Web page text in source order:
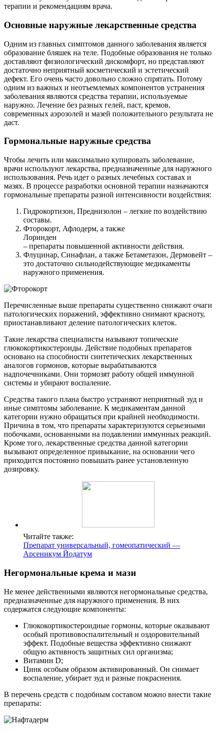
терапии и рекомендациям врача.
Основные наружные лекарственные средства
Одним из главных симптомов данного заболевания является
образование бляшек на теле. Подобные образования не только
доставляют физиологический дискомфорт, но представляют
достаточно неприятный косметический и эстетический
дефект. Его очень часто довольно сложно спрятать. Потому
одним из важных и неотъемлемых компонентов устранения
заболевания являются средства терапии, используемые
наружно. Лечение без разных гелей, паст, кремов,
современных аэрозолей и мазей положительного результата не
даст.
Гормональные наружные средства
Чтобы лечить или максимально купировать заболевание,
врачи используют лекарства, предназначенные для наружного
использования. Речь идет о разных лечебных составах и
мазях. В процессе разработки основной терапии назначаются
гормональные препараты разной интенсивности воздействия:
Гидрокортизон, Преднизолон – легкие по воздействию
составы.
Фторокорт, Афлодерм, а также
Лоринден
– препараты повышенной активности действия.
Флуцинар, Синафлан, а также Бетаметазон, Дермовейт –
это достаточно сильнодействующие медикаменты
наружного применения.
Перечисленные выше препараты существенно снижают очаги
патологических поражений, эффективно снимают красноту,
приостанавливают деление патологических клеток.
Такие лекарства специалисты называют топические
глюкокортикостероиды. Действие подобных препаратов
основано на способности синтетических лекарственных
аналогов гормонов, которые вырабатываются
надпочечниками. Они тормозят работу общей иммунной
системы и убирают воспаление.
Средства такого плана быстро устраняют неприятный зуд и
иные симптомы заболевание. К медикаментам данной
категории нужно обращаться при крайней необходимости.
Причина в том, что препараты характеризуются серьезными
побочками, основанными на подавлении иммунных реакций.
Кроме того, лекарственные средства данной категории
вызывают определенное привыкание, на основании чего
приходится постоянно повышать ранее установленную
дозировку.
Читайте также:
Препарат универсальный, гомеопатический —
Арсеникум Йодатум
Негормональные крема и мази
Не менее действенными являются негормональные средства,
предназначенные для наружного применения. В них
содержатся следующие компоненты:
Глюкокортикостероидные гормоны, которые оказывают
особый противовоспалительный и оздоровительный
эффект. Подобные вещества эффективно снижают
общую активность защитных сил организма;
Витамин D;
Цинк особым образом активированный. Он снимает
воспаление, убирает зуд и разные покраснения.
В перечень средств с подобным составом можно внести такие
препараты: